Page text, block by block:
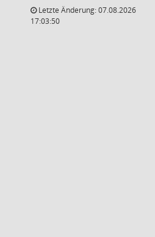
Letzte Änderung: 07.08.2026
17:03:50